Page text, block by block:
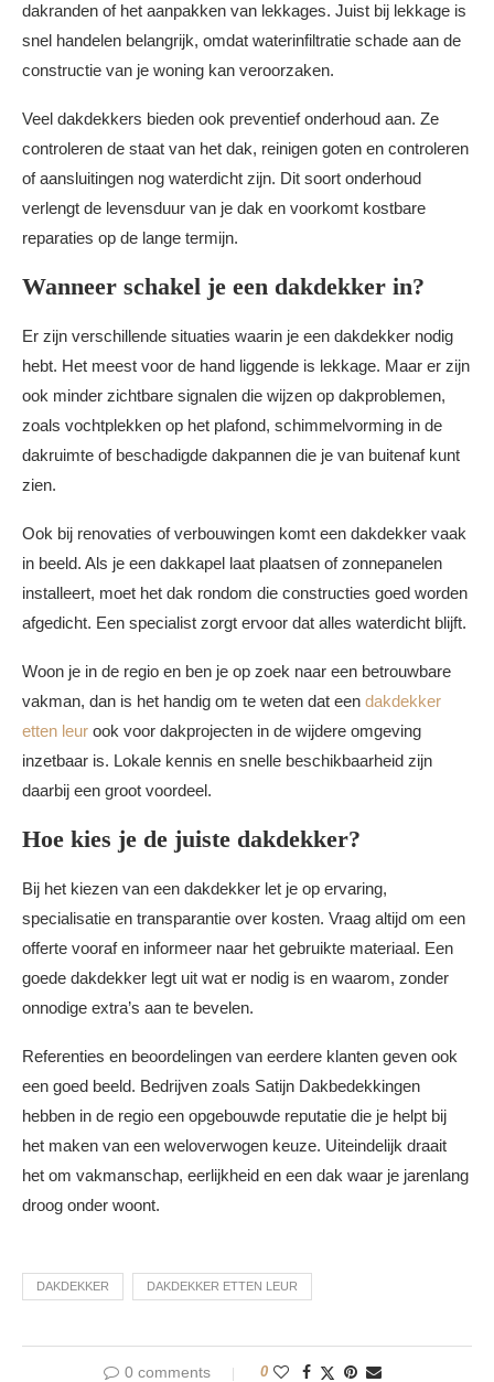
dakranden of het aanpakken van lekkages. Juist bij lekkage is
snel handelen belangrijk, omdat waterinfiltratie schade aan de
constructie van je woning kan veroorzaken.
Veel dakdekkers bieden ook preventief onderhoud aan. Ze
controleren de staat van het dak, reinigen goten en controleren
of aansluitingen nog waterdicht zijn. Dit soort onderhoud
verlengt de levensduur van je dak en voorkomt kostbare
reparaties op de lange termijn.
Wanneer schakel je een dakdekker in?
Er zijn verschillende situaties waarin je een dakdekker nodig
hebt. Het meest voor de hand liggende is lekkage. Maar er zijn
ook minder zichtbare signalen die wijzen op dakproblemen,
zoals vochtplekken op het plafond, schimmelvorming in de
dakruimte of beschadigde dakpannen die je van buitenaf kunt
zien.
Ook bij renovaties of verbouwingen komt een dakdekker vaak
in beeld. Als je een dakkapel laat plaatsen of zonnepanelen
installeert, moet het dak rondom die constructies goed worden
afgedicht. Een specialist zorgt ervoor dat alles waterdicht blijft.
Woon je in de regio en ben je op zoek naar een betrouwbare
vakman, dan is het handig om te weten dat een dakdekker
etten leur ook voor dakprojecten in de wijdere omgeving
inzetbaar is. Lokale kennis en snelle beschikbaarheid zijn
daarbij een groot voordeel.
Hoe kies je de juiste dakdekker?
Bij het kiezen van een dakdekker let je op ervaring,
specialisatie en transparantie over kosten. Vraag altijd om een
offerte vooraf en informeer naar het gebruikte materiaal. Een
goede dakdekker legt uit wat er nodig is en waarom, zonder
onnodige extra’s aan te bevelen.
Referenties en beoordelingen van eerdere klanten geven ook
een goed beeld. Bedrijven zoals Satijn Dakbedekkingen
hebben in de regio een opgebouwde reputatie die je helpt bij
het maken van een weloverwogen keuze. Uiteindelijk draait
het om vakmanschap, eerlijkheid en een dak waar je jarenlang
droog onder woont.
DAKDEKKER DAKDEKKER ETTEN LEUR
0 comments 0